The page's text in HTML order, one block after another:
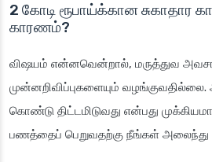
2 கோடி ரூபாய்க்கான சுகாதார
காரணம்?
விஷயம் என்னவென்றால், மருத்துவ
முன்னறிவிப்புகளையும்
கொண்டு திட்டமிடுவது என்பது
பணத்தைப் பெறுவதற்கு நீங்கள் அலைந்து